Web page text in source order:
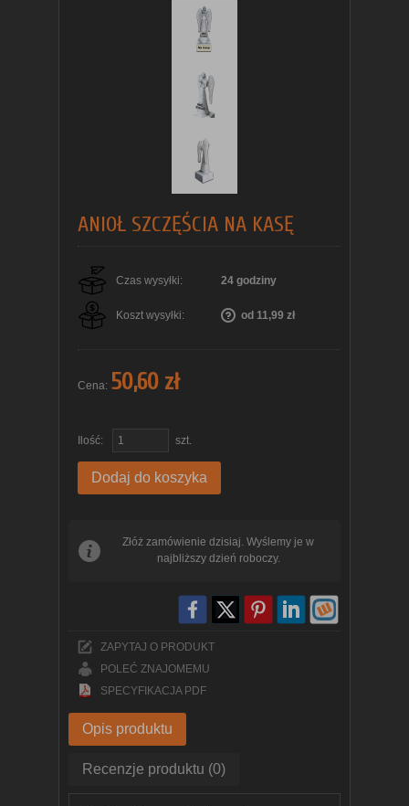
ANIOŁ SZCZĘŚCIA NA KASĘ
Czas wysyłki: 24 godziny
Koszt wysyłki: od 11,99 zł
Cena: 50,60 zł
Ilość: szt.
Dodaj do koszyka
Złóż zamówienie dzisiaj. Wyślemy je w
najbliższy dzień roboczy.
ZAPYTAJ O PRODUKT
POLEĆ ZNAJOMEMU
SPECYFIKACJA PDF
Opis produktu
Recenzje produktu (0)